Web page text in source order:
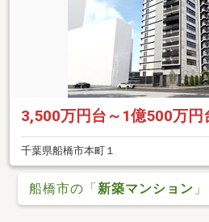
3,500万円台～1億500万円
千葉県船橋市本町１
船橋市の「新築マンション